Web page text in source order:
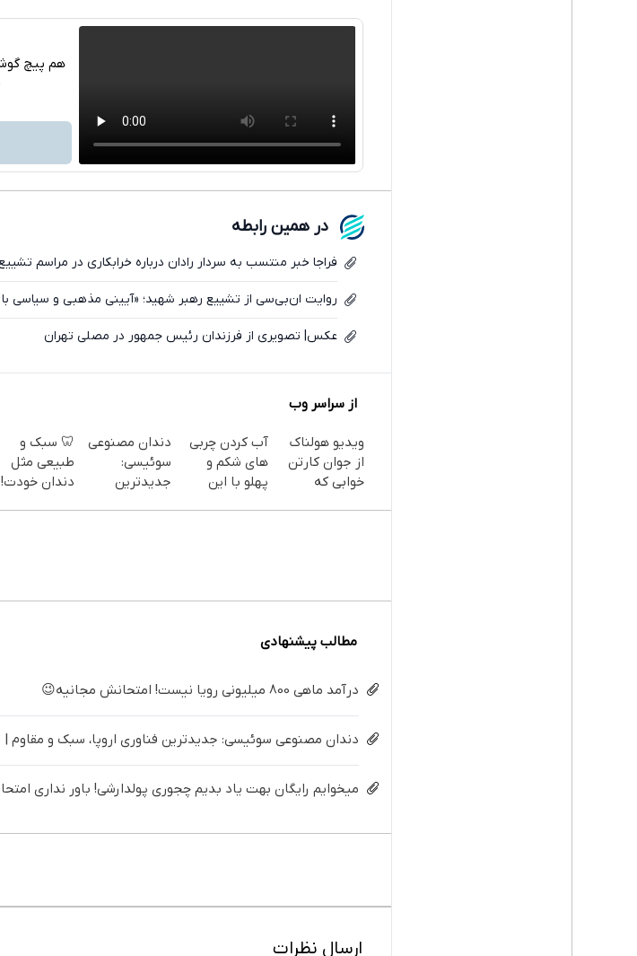
در همین رابطه
فراجا خبر منتسب به سردار رادان درباره خرابکاری در مراسم
روایت ان‌بی‌سی از تشییع رهبر شهید؛ «آیینی مذهبی و سیاسی با
عکس| تصویری از فرزندان رئیس جمهور در مصلی تهران
از سراسر وب
ویدیو هولناک
از جوان کارتن
خوابی که
آب کردن چربی
های شکم و
پهلو با این
دندان مصنوعی
سوئیسی:
جدیدترین
🦷 سبک و
طبیعی مثل
دندان خودت!
مطالب پیشنهادی
درآمد ماهی 800 میلیونی رویا نیست! امتحانش مجانیه😉
دندان مصنوعی سوئیسی: جدیدترین فناوری اروپا، سبک و
میخوایم رایگان بهت یاد بدیم چجوری پولدارشی! باور نداری
ارسال نظرات